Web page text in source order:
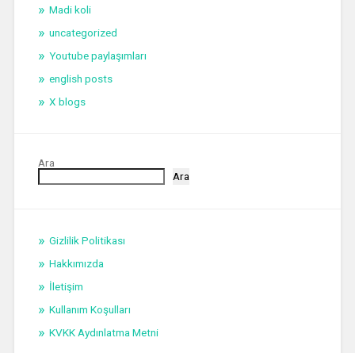
Madi koli
uncategorized
Youtube paylaşımları
english posts
X blogs
Ara
Ara
Gizlilik Politikası
Hakkımızda
İletişim
Kullanım Koşulları
KVKK Aydınlatma Metni